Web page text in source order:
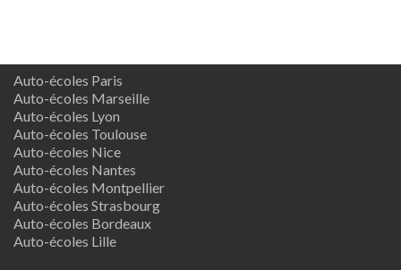
Auto-écoles Paris
Auto-écoles Marseille
Auto-écoles Lyon
Auto-écoles Toulouse
Auto-écoles Nice
Auto-écoles Nantes
Auto-écoles Montpellier
Auto-écoles Strasbourg
Auto-écoles Bordeaux
Auto-écoles Lille